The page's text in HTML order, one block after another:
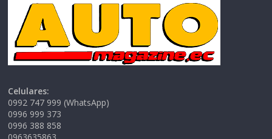
Celulares:
0992 747 999 (WhatsApp)
0996 999 373
0996 388 858